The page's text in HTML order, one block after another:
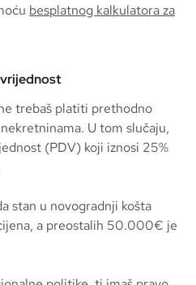
besplatnog kalkulatora za
trebaš platiti prethodno
U tom slučaju,
(PDV) koji iznosi 25%
stan u novogradnji košta
a preostalih 50.000€ je